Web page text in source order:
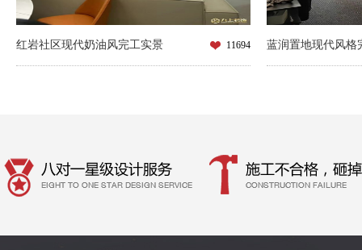
红岩社区现代奶油风完工实景 11694 蓝润置地现代风格